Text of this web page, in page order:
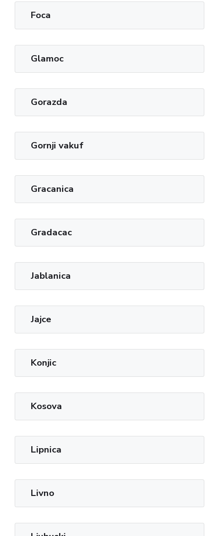
Foca
Glamoc
Gorazda
Gornji vakuf
Gracanica
Gradacac
Jablanica
Jajce
Konjic
Kosova
Lipnica
Livno